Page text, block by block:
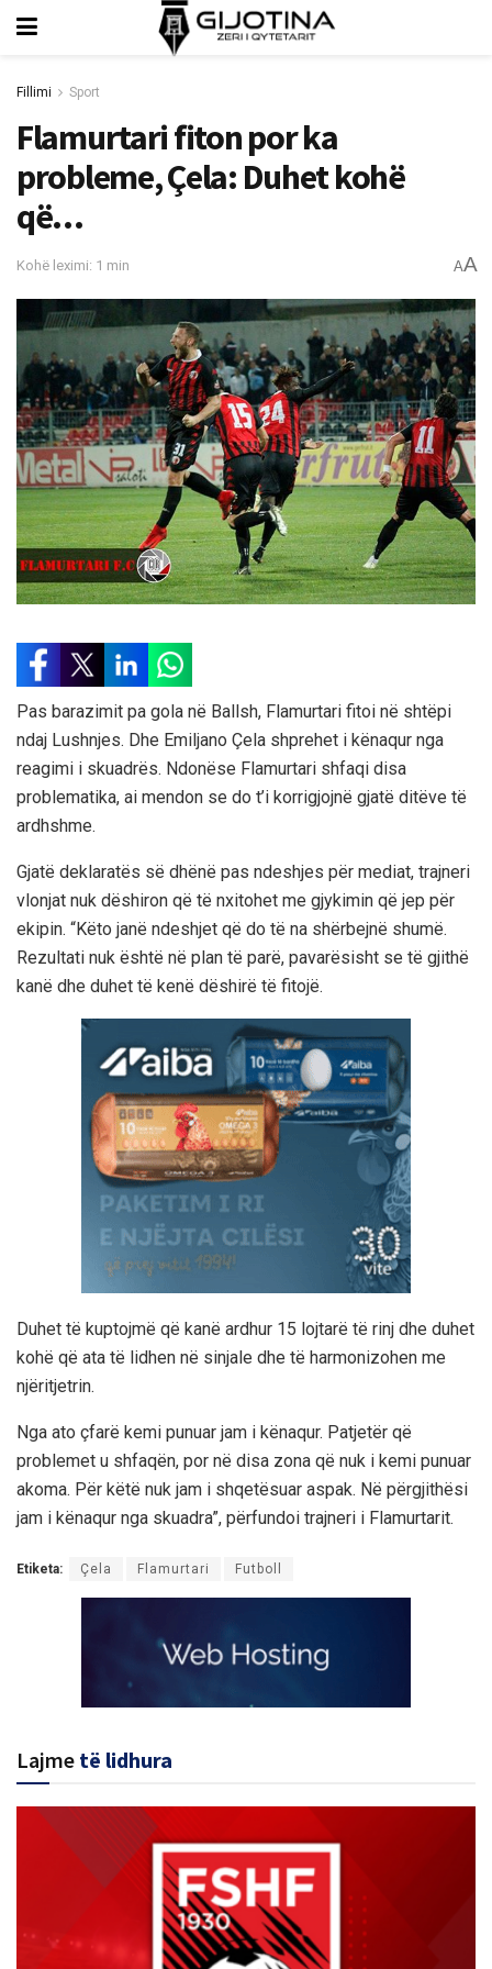
Fillimi Sport
Flamurtari fiton por ka
probleme, Çela: Duhet kohë
që…
Kohë leximi: 1 min AA
Pas barazimit pa gola në Ballsh, Flamurtari fitoi në shtëpi
ndaj Lushnjes. Dhe Emiljano Çela shprehet i kënaqur nga
reagimi i skuadrës. Ndonëse Flamurtari shfaqi disa
problematika, ai mendon se do t’i korrigjojnë gjatë ditëve të
ardhshme.
Gjatë deklaratës së dhënë pas ndeshjes për mediat, trajneri
vlonjat nuk dëshiron që të nxitohet me gjykimin që jep për
ekipin. “Këto janë ndeshjet që do të na shërbejnë shumë.
Rezultati nuk është në plan të parë, pavarësisht se të gjithë
kanë dhe duhet të kenë dëshirë të fitojë.
Duhet të kuptojmë që kanë ardhur 15 lojtarë të rinj dhe duhet
kohë që ata të lidhen në sinjale dhe të harmonizohen me
njëritjetrin.
Nga ato çfarë kemi punuar jam i kënaqur. Patjetër që
problemet u shfaqën, por në disa zona që nuk i kemi punuar
akoma. Për këtë nuk jam i shqetësuar aspak. Në përgjithësi
jam i kënaqur nga skuadra”, përfundoi trajneri i Flamurtarit.
Etiketa: Çela Flamurtari Futboll
Lajme të lidhura